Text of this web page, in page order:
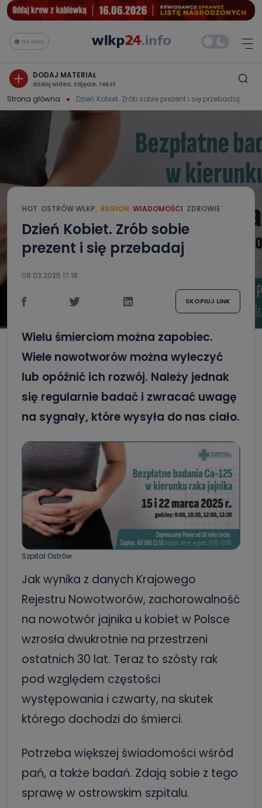
Na żywo
DODAJ MATERIAŁ
dodaj wideo, zdjęcie, tekst
Strona główna Dzień Kobiet. Zrób sobie prezent i się przebadaj
HOT OSTRÓW WLKP. REGION WIADOMOŚCI ZDROWIE
Dzień Kobiet. Zrób sobie
prezent i się przebadaj
08.03.2025 17:18
SKOPIUJ LINK
Wielu śmierciom można zapobiec.
Wiele nowotworów można wyleczyć
lub opóźnić ich rozwój. Należy jednak
się regularnie badać i zwracać uwagę
na sygnały, które wysyła do nas ciało.
Szpital Ostrów
Jak wynika z danych Krajowego
Rejestru Nowotworów, zachorowalność
na nowotwór jajnika u kobiet w Polsce
wzrosła dwukrotnie na przestrzeni
ostatnich 30 lat. Teraz to szósty rak
pod względem częstości
występowania i czwarty, na skutek
którego dochodzi do śmierci.
Potrzeba większej świadomości wśród
pań, a także badań. Zdają sobie z tego
sprawę w ostrowskim szpitalu.